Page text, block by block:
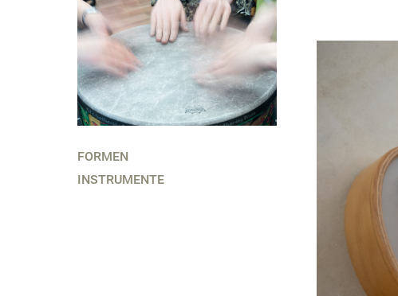
FORMEN
INSTRUMENTE